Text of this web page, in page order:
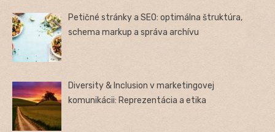
Petičné stránky a SEO: optimálna štruktúra,
schema markup a správa archívu
Diversity & Inclusion v marketingovej
komunikácii: Reprezentácia a etika